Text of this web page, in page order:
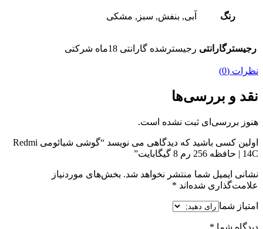
رنگ آبی, بنفش, سبز, مشکی
رجیسترگارانتی رجیسترشده گارانتی 18ماه شرکتی
نظرات (0)
نقد و بررسی‌ها
هنوز بررسی‌ای ثبت نشده است.
اولین کسی باشید که دیدگاهی می نویسد “گوشی شیائومی Redmi
14C | حافظه 256 رم 8 گیگابایت”
نشانی ایمیل شما منتشر نخواهد شد. بخش‌های موردنیاز
علامت‌گذاری شده‌اند *
امتیاز شما